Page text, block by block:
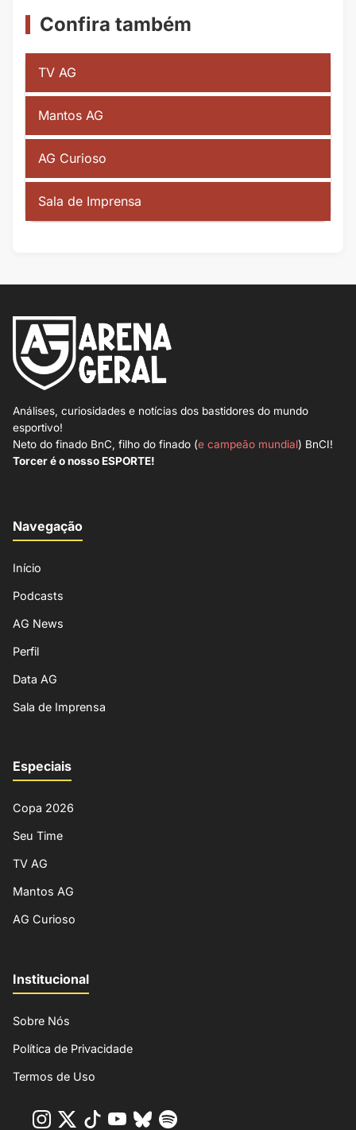
Confira também
TV AG
Mantos AG
AG Curioso
Sala de Imprensa
Análises, curiosidades e notícias dos bastidores do mundo
esportivo!
Neto do finado BnC, filho do finado (e campeão mundial) BnCI!
Torcer é o nosso ESPORTE!
Navegação
Início
Podcasts
AG News
Perfil
Data AG
Sala de Imprensa
Especiais
Copa 2026
Seu Time
TV AG
Mantos AG
AG Curioso
Institucional
Sobre Nós
Política de Privacidade
Termos de Uso